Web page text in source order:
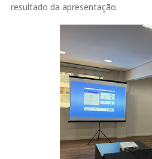
resultado da apresentação.